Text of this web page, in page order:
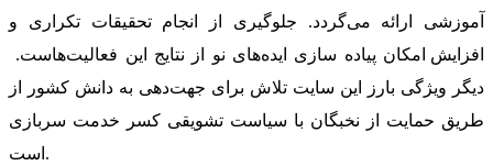
آموزشی ارائه می‌گردد. جلوگیری از انجام تحقیقات تکراری و
افزایش امکان پیاده سازی ایده‌های نو از نتایج این فعالیت‌هاست.
دیگر ویژگی بارز این سایت تلاش برای جهت‌دهی به دانش کشور از
طریق حمایت از نخبگان با سیاست تشویقی کسر خدمت سربازی
است.